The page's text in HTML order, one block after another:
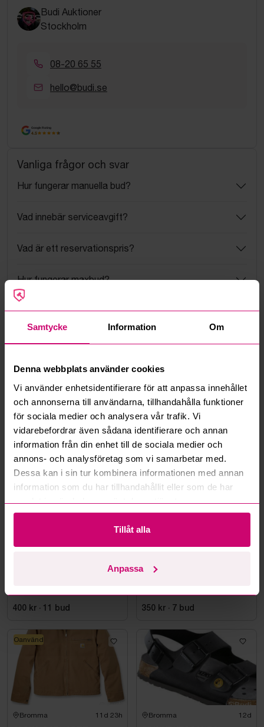
Samtycke Information Om
Denna webbplats använder cookies
Vi använder enhetsidentifierare för att anpassa innehållet
och annonserna till användarna, tillhandahålla funktioner
för sociala medier och analysera vår trafik. Vi
vidarebefordrar även sådana identifierare och annan
information från din enhet till de sociala medier och
annons- och analysföretag som vi samarbetar med.
Dessa kan i sin tur kombinera informationen med annan
information som du har tillhandahållit eller som de har
samlat in när du har använt deras tjänster.
Tillåt alla
Anpassa
Budi Auktioner
Stockholm
08-20 65 55
hello@budi.se
Google Rating
4.5
Vanliga frågor och svar
Hur fungerar manuella bud?
Vad innebär serviceavgift?
Vad är ett reservationspris?
Hur fungerar maxbud?
Hur fungerar budmotorn?
Kan jag ångra ett bud?
Kan ni frakta mina vunna objekt?
Läs fler frågor och svar
Mer från samma kategori
400 kr · 11 bud
Oanvänd
350 kr · 7 bud
Oanvänd
Bromma 11d 23h
Oanvänd
Bromma 12d